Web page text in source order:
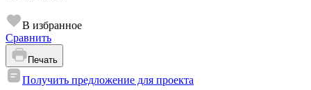
В избранное
Сравнить
Печать
Получить предложение для проекта